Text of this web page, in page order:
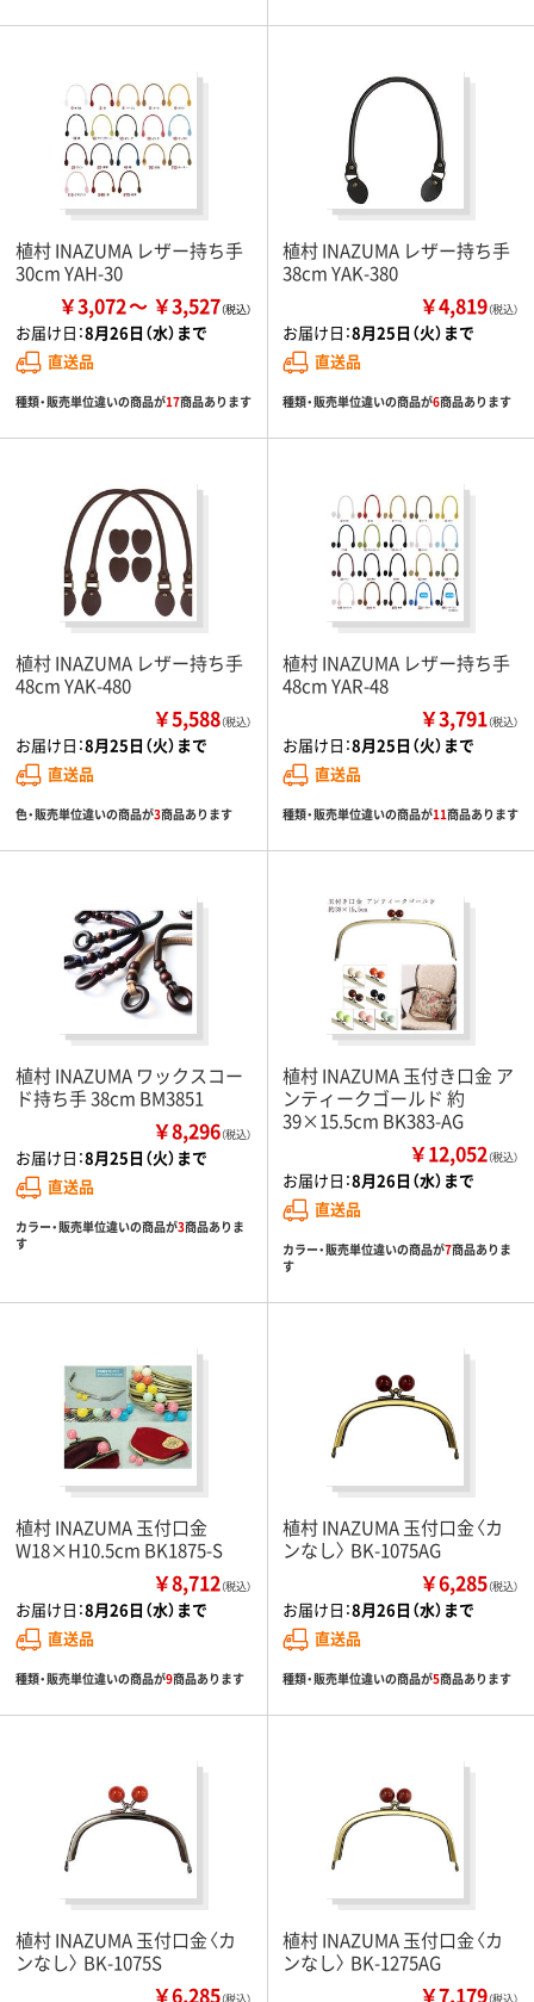
植村 INAZUMA レザー持ち手
30cm YAH-30
￥3,072 ￥3,527
お届け日：8月26日（水）まで
直送品
種類・販売単位違いの商品が17商品あります
植村 INAZUMA レザー持ち手
38cm YAK-380
￥4,819（税込）
お届け日：8月25日（火）まで
直送品
種類・販売単位違いの商品が6商品あります
植村 INAZUMA レザー持ち手
48cm YAK-480
￥5,588（税込）
お届け日：8月25日（火）まで
直送品
色・販売単位違いの商品が3商品あります
植村 INAZUMA レザー持ち手
48cm YAR-48
￥3,791（税込）
お届け日：8月25日（火）まで
直送品
種類・販売単位違いの商品が11商品あります
植村 INAZUMA ワックスコー
ド持ち手 38cm BM3851
￥8,296（税込）
お届け日：8月25日（火）まで
直送品
カラー・販売単位違いの商品が3商品ありま
す
植村 INAZUMA 玉付き口金 ア
ンティークゴールド 約
39×15.5cm BK383-AG
￥12,052（税込）
お届け日：8月26日（水）まで
直送品
カラー・販売単位違いの商品が7商品ありま
す
植村 INAZUMA 玉付口金
W18×H10.5cm BK1875-S
￥8,712（税込）
お届け日：8月26日（水）まで
直送品
種類・販売単位違いの商品が9商品あります
植村 INAZUMA 玉付口金〈カ
ンなし〉 BK-1075AG
￥6,285（税込）
お届け日：8月26日（水）まで
直送品
種類・販売単位違いの商品が5商品あります
植村 INAZUMA 玉付口金〈カ
ンなし〉 BK-1075S
￥6,285
植村 INAZUMA 玉付口金〈カ
ンなし〉 BK-1275AG
￥7,179